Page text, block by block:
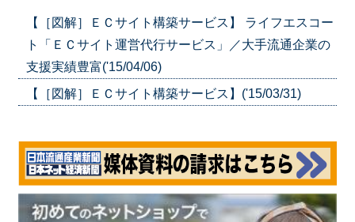
【［図解］ＥＣサイト構築サービス】 ライフエスコー
ト「ＥＣサイト運営代行サービス」／大手流通企業の
支援実績豊富('15/04/06)
【［図解］ＥＣサイト構築サービス】('15/03/31)